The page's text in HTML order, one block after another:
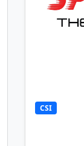
CSI